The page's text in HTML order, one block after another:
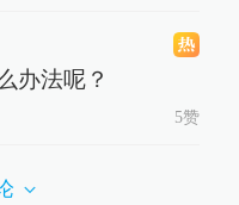
办法呢？
5赞